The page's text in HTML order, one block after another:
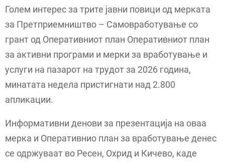
Голем интерес за трите јавни повици од мерката
за Претприемништво – Самовработување со
грант од Оперативниот план Оперативниот план
за активни програми и мерки за вработување и
услуги на пазарот на трудот за 2026 година,
минатата недела пристигнати над 2.800
апликации.
Информативни денови за презентација на оваа
мерка и Оперативнио план за вработување денес
се одржуваат во Ресен, Охрид и Кичево, каде